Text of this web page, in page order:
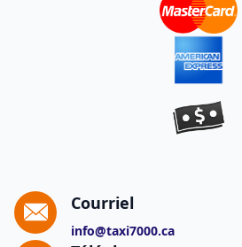
Courriel
info@taxi7000.ca